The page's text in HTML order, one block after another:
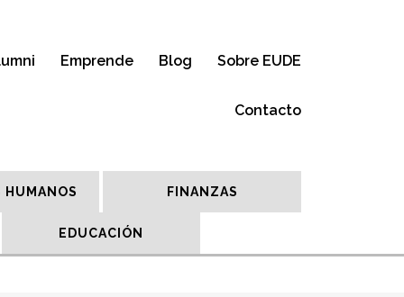
Emprende Blog Sobre EUDE
Contacto
HUMANOS FINANZAS
EDUCACIÓN